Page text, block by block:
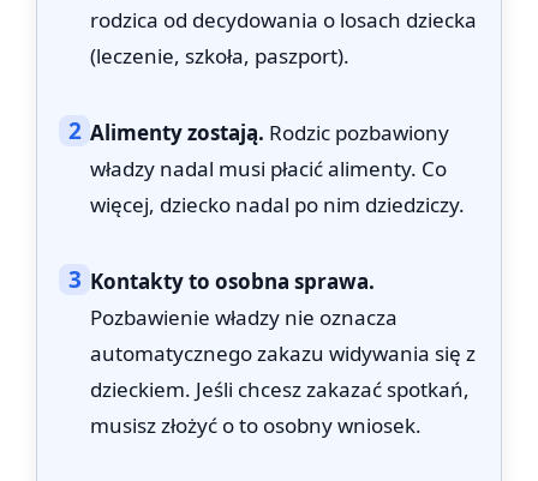
rodzica od decydowania o losach dziecka
(leczenie, szkoła, paszport).
2 Alimenty zostają. Rodzic pozbawiony
władzy nadal musi płacić alimenty. Co
więcej, dziecko nadal po nim dziedziczy.
3 Kontakty to osobna sprawa.
Pozbawienie władzy nie oznacza
automatycznego zakazu widywania się z
dzieckiem. Jeśli chcesz zakazać spotkań,
musisz złożyć o to osobny wniosek.